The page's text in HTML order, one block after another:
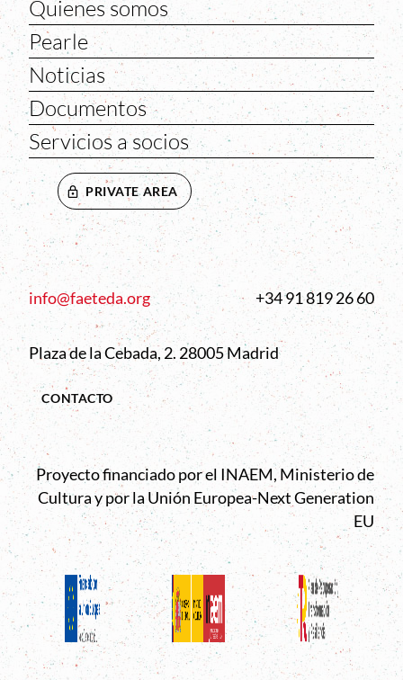
Quienes somos
Pearle
Noticias
Documentos
Servicios a socios
PRIVATE AREA
info@faeteda.org +34 91 819 26 60
Plaza de la Cebada, 2. 28005 Madrid
CONTACTO
Proyecto financiado por el INAEM, Ministerio de
Cultura y por la Unión Europea-Next Generation
EU